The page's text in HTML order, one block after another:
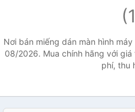
Nơi bán miếng dán màn hình
08/2026. Mua chính hãng với
phí, thu